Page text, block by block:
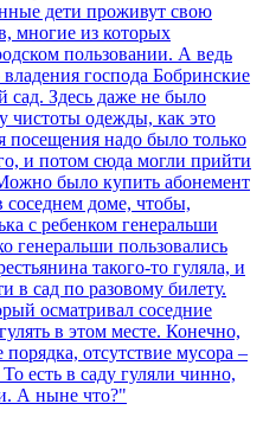
дети проживут свою
многие из которых
пользовании. А ведь
господа Бобринские
сад. Здесь даже не было
чистоты одежды, как это
посещения надо было только
и потом сюда могли прийти
было купить абонемент
соседнем доме, чтобы,
с ребенком генеральши
генеральши пользовались
такого-то гуляла, и
сад по разовому билету.
осматривал соседние
в этом месте. Конечно,
отсутствие мусора –
есть в саду гуляли чинно,
А ныне что?"